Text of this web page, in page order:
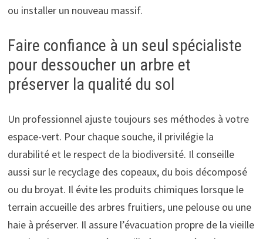
ou installer un nouveau massif.
Faire confiance à un seul spécialiste
pour dessoucher un arbre et
préserver la qualité du sol
Un professionnel ajuste toujours ses méthodes à votre
espace-vert. Pour chaque souche, il privilégie la
durabilité et le respect de la biodiversité. Il conseille
aussi sur le recyclage des copeaux, du bois décomposé
ou du broyat. Il évite les produits chimiques lorsque le
terrain accueille des arbres fruitiers, une pelouse ou une
haie à préserver. Il assure l’évacuation propre de la vieille